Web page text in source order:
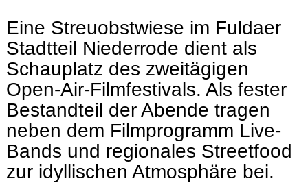
Eine Streuobstwiese im Fuldaer
Stadtteil Niederrode dient als
Schauplatz des zweitägigen
Open-Air-Filmfestivals. Als fester
Bestandteil der Abende tragen
neben dem Filmprogramm Live-
Bands und regionales Streetfood
zur idyllischen Atmosphäre bei.